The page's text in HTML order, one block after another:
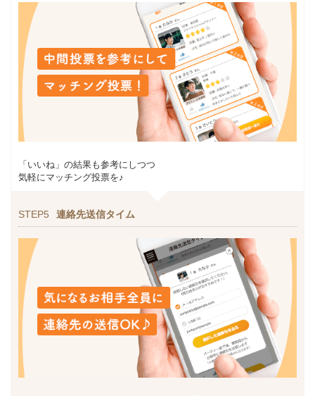
「いいね」の結果も参考にしつつ
気軽にマッチング投票を♪
STEP5 連絡先送信タイム